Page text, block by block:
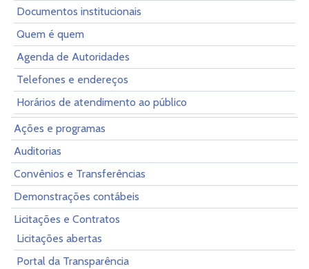
Documentos institucionais
Quem é quem
Agenda de Autoridades
Telefones e endereços
Horários de atendimento ao público
Ações e programas
Auditorias
Convênios e Transferências
Demonstrações contábeis
Licitações e Contratos
Licitações abertas
Portal da Transparência